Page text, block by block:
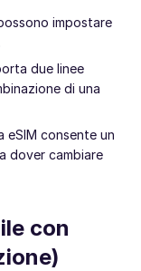
impostare
due linee
di una
eSIM consente un
dover cambiare
con